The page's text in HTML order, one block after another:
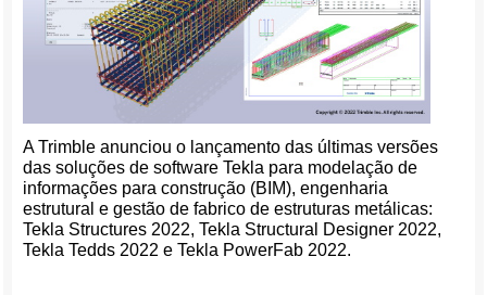
A Trimble anunciou o lançamento das últimas versões
das soluções de software Tekla para modelação de
informações para construção (BIM), engenharia
estrutural e gestão de fabrico de estruturas metálicas:
Tekla Structures 2022, Tekla Structural Designer 2022,
Tekla Tedds 2022 e Tekla PowerFab 2022.